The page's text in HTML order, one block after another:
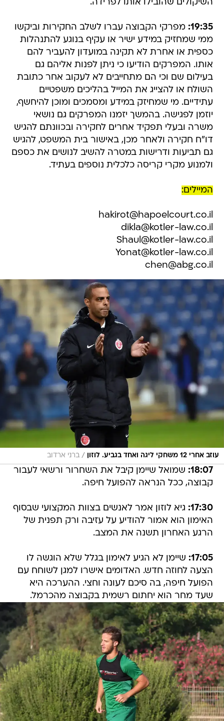
השיקולים שהובילו אותו לפרידה.
19:35: מפרקי הקבוצה עברו לשלב החקירות וביקשו
ממי שמחזיק במידע ישיר או עקיף בנוגע להתנהלות
כספית או אחרת לא תקינה במועדון להעביר להם
אותו. המפרקים הודיעו כי ניתן לפנות אליהם גם
בעילום שם וכי הם מתחייבים לא לעקוב אחר כתובת
השולח או להצייג את המייל בהליכים משפטיים
עתידיים. מי שמחיזק במידע ומסמכים ומוכן להיחשף,
יוזמן לפגישה. בהמשך יזמנו המפרקים גם נושאי
משרה ובעלי תפקיד אחרים לחקירה ובכוונתם להגיש
דו"ח חקירה ולאחר מכן, באישור בית המשפט, להגיש
גם תביעות ודרישות במטרה להשיב לנושים את כספם
ולמנוע מקרי קריסה כלכלית נוספים בעתיד.
המיילים:
hakirot@hapoelcourt.co.il
dikla@kotler-law.co.il
Shaul@kotler-law.co.il
Yonat@kotler-law.co.il
chen@abg.co.il
עוזב אחרי 12 משחקי ליגה ואחד בגביע. לוזון / ברני ארדוב
18:07: שמואל שיימן קיבל את השחרור ורשאי לעבור
קבוצה, ככל הנראה להפועל חיפה.
17:30: גיא לוזון אמר לאנשים בצוות המקצועי שבסוף
האימון הוא אמור להודיע על עזיבה ורק תפנית של
הרגע האחרון תשנה את המצב.
17:05: שיימן לא הגיע לאימון בגלל שלא הוגשה לו
הצעה לחוזה חדש. האדומים אישרו למגן לשוחח עם
הפועל חיפה, בה סיכם לעונה וחצי. ההערכה היא
שעד מחר הוא יחתום רשמית בקבוצה מהכרמל.